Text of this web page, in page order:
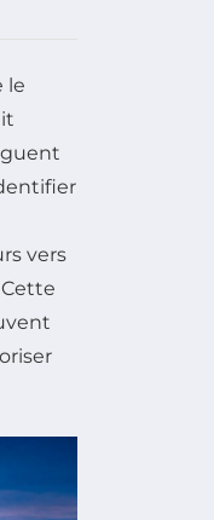
le
vers